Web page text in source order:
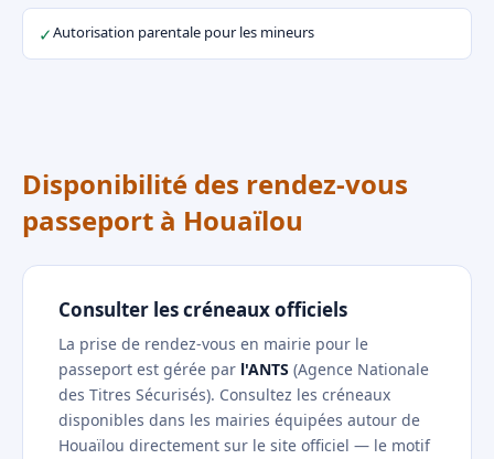
✓Autorisation parentale pour les mineurs
Disponibilité des rendez-vous
passeport à Houaïlou
Consulter les créneaux officiels
La prise de rendez-vous en mairie pour le
passeport est gérée par l'ANTS (Agence Nationale
des Titres Sécurisés). Consultez les créneaux
disponibles dans les mairies équipées autour de
Houaïlou directement sur le site officiel — le motif